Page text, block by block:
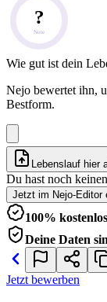
?
Note
Wie gut ist dein
Nejo bewertet ihn,
Bestform.
Lebenslauf hier
Du hast noch
Jetzt im Nejo-Editor
100% kostenlos
Deine Daten
Jetzt bewerben